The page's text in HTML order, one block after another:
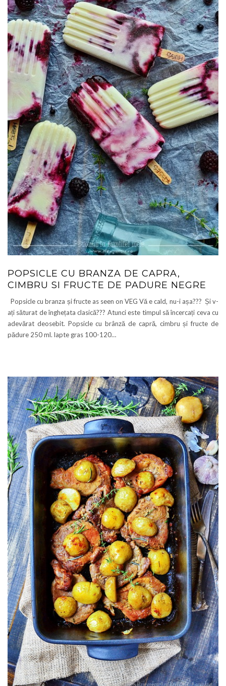
POPSICLE CU BRANZA DE CAPRA,
CIMBRU SI FRUCTE DE PADURE NEGRE
Popsicle cu branza și fructe as seen on VEG Vă e cald, nu-i așa??? Și v-
ați săturat de înghețata clasică??? Atunci este timpul să încercați ceva cu
adevărat deosebit. Popsicle cu brânză de capră, cimbru și fructe de
pădure 250 ml. lapte gras 100-120…